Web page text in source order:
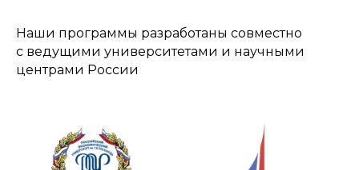
Наши программы разработаны совместно
с ведущими университетами и научными
центрами России